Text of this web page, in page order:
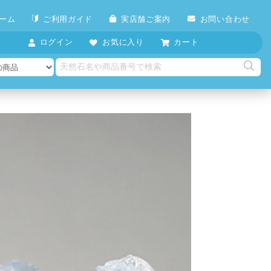
ム ご利用ガイド 実店舗ご案内 お問い合わせ
ログイン お気に入り カート